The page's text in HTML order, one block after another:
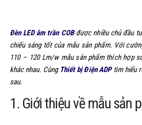
Đèn LED âm trần COBđược nhiều chủ đầu
chiếu sáng tốt của mẫu sản phẩm. Với
110 – 120 Lm/w mẫu sản phẩm thích hợp
khác nhau. Cùng Thiết bị Điện ADPtìm hiểu
sau.
1. Giới thiệu về mẫu sản